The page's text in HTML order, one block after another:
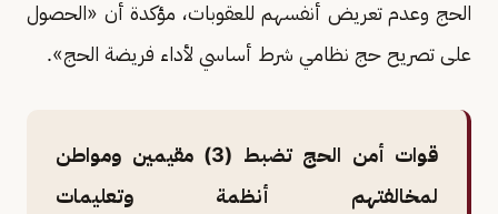
الحج وعدم تعريض أنفسهم للعقوبات، مؤكدة أن «الحصول
على تصريح حج نظامي شرط أساسي لأداء فريضة الحج».
قوات أمن الحج تضبط (3) مقيمين ومواطن
لمخالفتهم أنظمة وتعليمات